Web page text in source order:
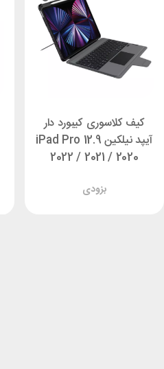
کیف کلاسوری کیبورد دار
آیپد نیلکین iPad Pro 12.9
2022 / 2021 / 2020
Backlit
بزودی